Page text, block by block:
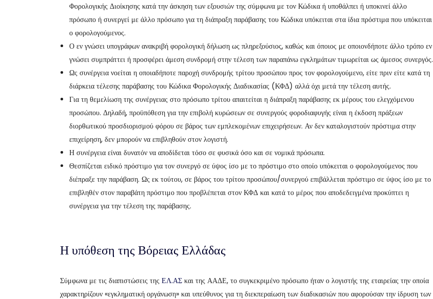
Φορολογικής Διοίκησης κατά την άσκηση των εξουσιών της σύμφωνα με τον Κώδικα ή υποθάλπει ή υποκινεί άλλο
πρόσωπο ή συνεργεί με άλλο πρόσωπο για τη διάπραξη παράβασης του Κώδικα υπόκειται στα ίδια πρόστιμα που υπόκειται
ο φορολογούμενος.
Ο εν γνώσει υπογράφων ανακριβή φορολογική δήλωση ως πληρεξούσιος, καθώς και όποιος με οποιονδήποτε άλλο τρόπο εν
γνώσει συμπράττει ή προσφέρει άμεση συνδρομή στην τέλεση των παραπάνω εγκλημάτων τιμωρείται ως άμεσος συνεργός.
Ως συνέργεια νοείται η οποιαδήποτε παροχή συνδρομής τρίτου προσώπου προς τον φορολογούμενο, είτε πριν είτε κατά τη
διάρκεια τέλεσης παράβασης του Κώδικα Φορολογικής Διαδικασίας (ΚΦΔ) αλλά όχι μετά την τέλεση αυτής.
Για τη θεμελίωση της συνέργειας στο πρόσωπο τρίτου απαιτείται η διάπραξη παράβασης εκ μέρους του ελεγχόμενου
προσώπου. Δηλαδή, προϋπόθεση για την επιβολή κυρώσεων σε συνεργούς φοροδιαφυγής είναι η έκδοση πράξεων
διορθωτικού προσδιορισμού φόρου σε βάρος των εμπλεκομένων επιχειρήσεων. Αν δεν καταλογιστούν πρόστιμα στην
επιχείρηση, δεν μπορούν να επιβληθούν στον λογιστή.
Η συνέργεια είναι δυνατόν να αποδίδεται τόσο σε φυσικά όσο και σε νομικά πρόσωπα.
Θεσπίζεται ειδικό πρόστιμο για τον συνεργό σε ύψος ίσο με το πρόστιμο στο οποίο υπόκειται ο φορολογούμενος που
διέπραξε την παράβαση. Ως εκ τούτου, σε βάρος του τρίτου προσώπου/συνεργού επιβάλλεται πρόστιμο σε ύψος ίσο με το
επιβληθέν στον παραβάτη πρόστιμο που προβλέπεται στον ΚΦΔ και κατά το μέρος που αποδεδειγμένα προκύπτει η
συνέργεια για την τέλεση της παράβασης.
Η υπόθεση της Βόρειας Ελλάδας
Σύμφωνα με τις διαπιστώσεις της ΕΛ.ΑΣ και της ΑΑΔΕ, το συγκεκριμένο πρόσωπο ήταν ο λογιστής της εταιρείας την οποία
χαρακτηρίζουν «εγκληματική οργάνωση» και υπεύθυνος για τη διεκπεραίωση των διαδικασιών που αφορούσαν την ίδρυση των